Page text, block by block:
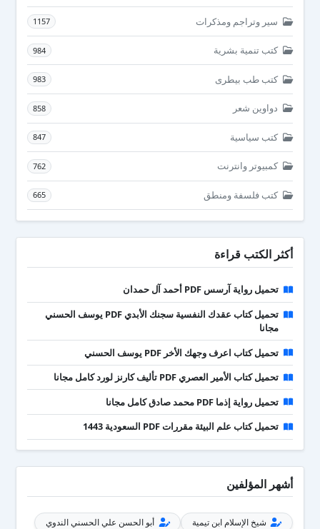
سير وتراجم ومذكرات 1157
كتب تنمية بشرية 984
كتب طب بيطرى 983
دواوين شعر 858
كتب سياسية 847
كمبيوتر وانترنت 762
كتب فلسفة ومنطق 665
أكثر الكتب قراءة
تحميل رواية آرسس PDF أحمد آل حمدان
تحميل كتاب عقدك النفسية سجنك الأبدي PDF يوسف الحسني
مجانا
تحميل كتاب اعرف وجهك الأخر PDF يوسف الحسني
تحميل كتاب الأمير العصري PDF تأليف كارنز لورد كامل مجانا
تحميل رواية إذما PDF محمد صادق كامل مجانا
تحميل كتاب علم البيئة مقررات PDF السعودية 1443
أشهر المؤلفين
شيخ الإسلام ابن تيمية
أبو الحسن علي الحسني الندوي